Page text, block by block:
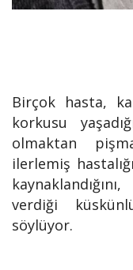
Birçok hasta,
korkusu
olmaktan
ilerlemiş
verdiği
söylüyor.